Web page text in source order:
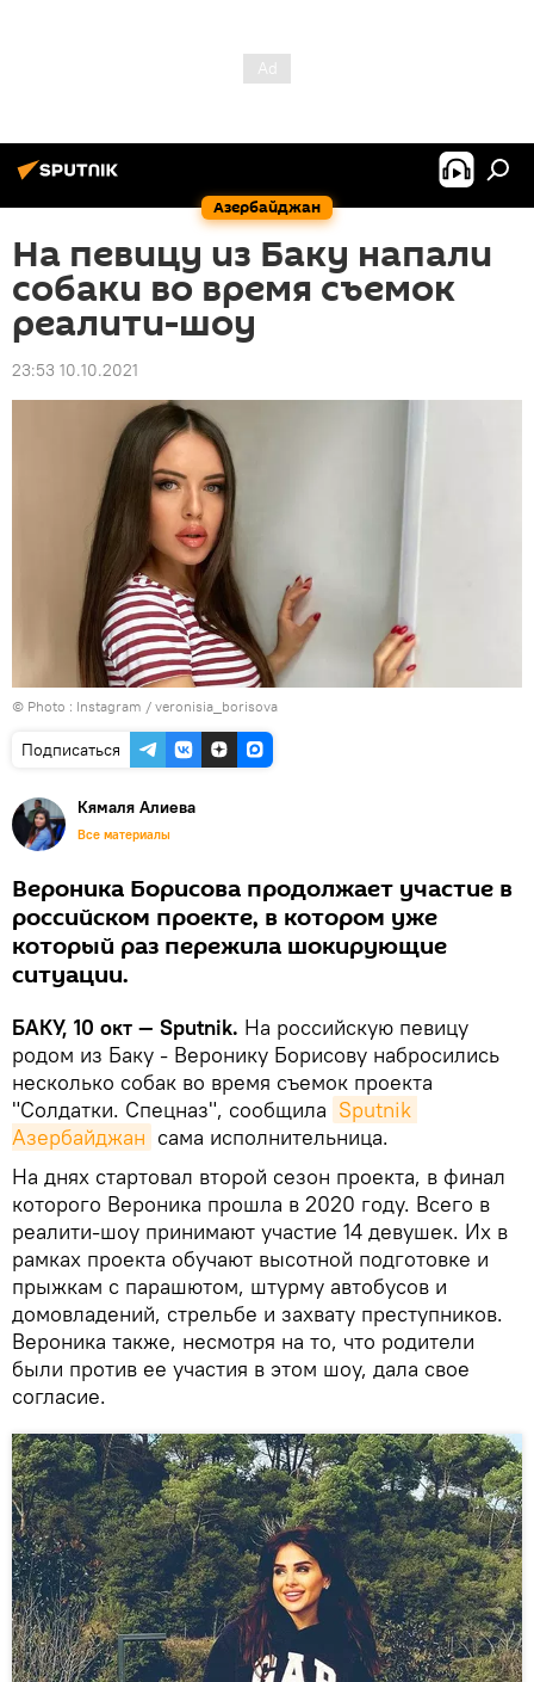
Азербайджан
На певицу из Баку напали
собаки во время съемок
реалити-шоу
23:53 10.10.2021
© Photo : Instagram / veronisia_borisova
Подписаться
Кямаля Алиева
Все материалы
Вероника Борисова продолжает участие в
российском проекте, в котором уже
который раз пережила шокирующие
ситуации.
БАКУ, 10 окт — Sputnik. На российскую певицу
родом из Баку - Веронику Борисову набросились
несколько собак во время съемок проекта
"Солдатки. Спецназ", сообщила Sputnik
Азербайджан сама исполнительница.
На днях стартовал второй сезон проекта, в финал
которого Вероника прошла в 2020 году. Всего в
реалити-шоу принимают участие 14 девушек. Их в
рамках проекта обучают высотной подготовке и
прыжкам с парашютом, штурму автобусов и
домовладений, стрельбе и захвату преступников.
Вероника также, несмотря на то, что родители
были против ее участия в этом шоу, дала свое
согласие.